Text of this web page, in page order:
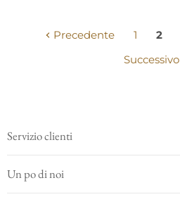
Precedente 1 2
Successivo
Servizio clienti
Un po di noi